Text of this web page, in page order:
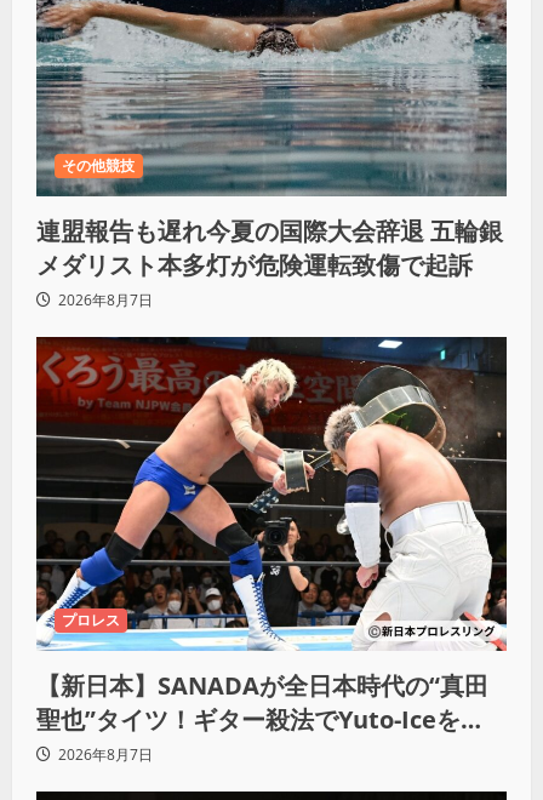
その他競技
連盟報告も遅れ今夏の国際大会辞退 五輪銀
メダリスト本多灯が危険運転致傷で起訴
2026年8月7日
プロレス
【新日本】SANADAが全日本時代の“真田
聖也”タイツ！ギター殺法でYuto-Iceを
KO「俺と闘う時は考えろ。感じるな」
2026年8月7日